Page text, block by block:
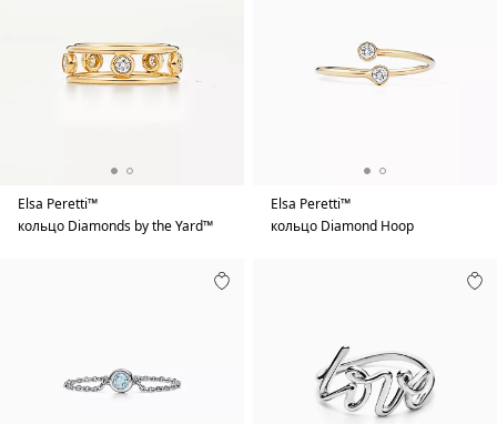
Elsa Peretti™
кольцо Diamonds by the Yard™
Elsa Peretti™
кольцо Diamond Hoop